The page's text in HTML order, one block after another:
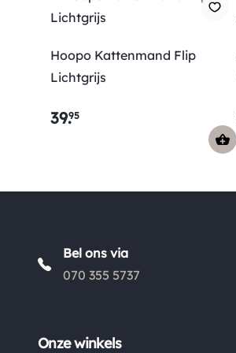
Hoopo Kattenmand Flip
Lichtgrijs
39.95
Bel ons via
070 355 5737
Onze winkels